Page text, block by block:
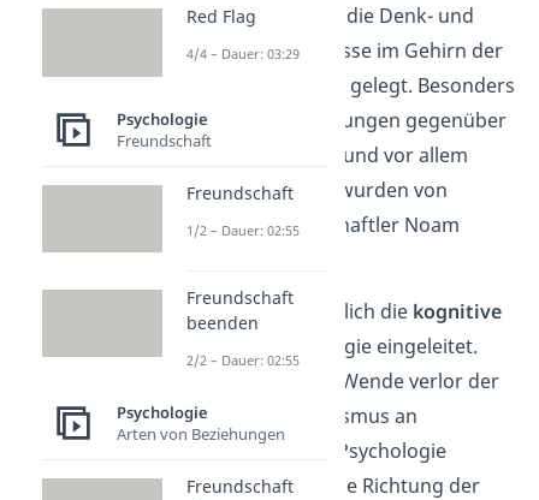
Behaviorismus – auf die Denk- und
Verarbeitungsprozesse im Gehirn der
einzelnen Menschen gelegt. Besonders
viele kritische Äußerungen gegenüber
dem Behaviorismus und vor allem
gegenüber Skinner wurden von
Kognitionswissenschaftler Noam
Chomsky geäußert.
Die Kritik hat schließlich die kognitive
der Psychologie eingeleitet.
Durch die kognitive Wende verlor der
klassische Behaviorismus an
Bedeutung und die Psychologie
entwickelte sich in die Richtung der
Red Flag
4/4 – Dauer: 03:29
Psychologie
Freundschaft
Freundschaft
1/2 – Dauer: 02:55
Freundschaft
beenden
2/2 – Dauer: 02:55
Psychologie
Arten von Beziehungen
Freundschaft